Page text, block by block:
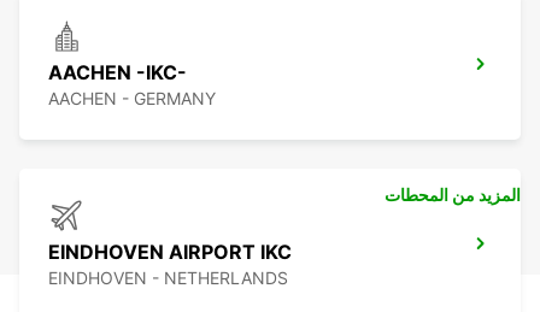
AACHEN -IKC-
AACHEN - GERMANY
EINDHOVEN AIRPORT IKC
EINDHOVEN - NETHERLANDS
المزيد من المحطات